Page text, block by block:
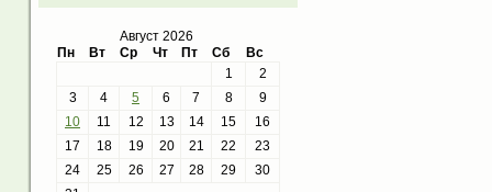
Август 2026
Пн
Вт Ср Чт Пт Сб
Вс
1
2
3
4 5 6 7 8
9
10
11 12 13 14 15
16
17
18 19 20 21 22
23
24
25 26 27 28 29
30